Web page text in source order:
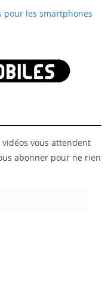
pour les smartphones
vous attendent
abonner pour ne rien